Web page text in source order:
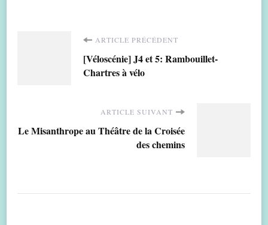
Navigation
d'article
ARTICLE PRÉCÉDENT
[Véloscénie] J4 et 5: Rambouillet-
Chartres à vélo
ARTICLE SUIVANT
Le Misanthrope au Théâtre de la Croisée
des chemins